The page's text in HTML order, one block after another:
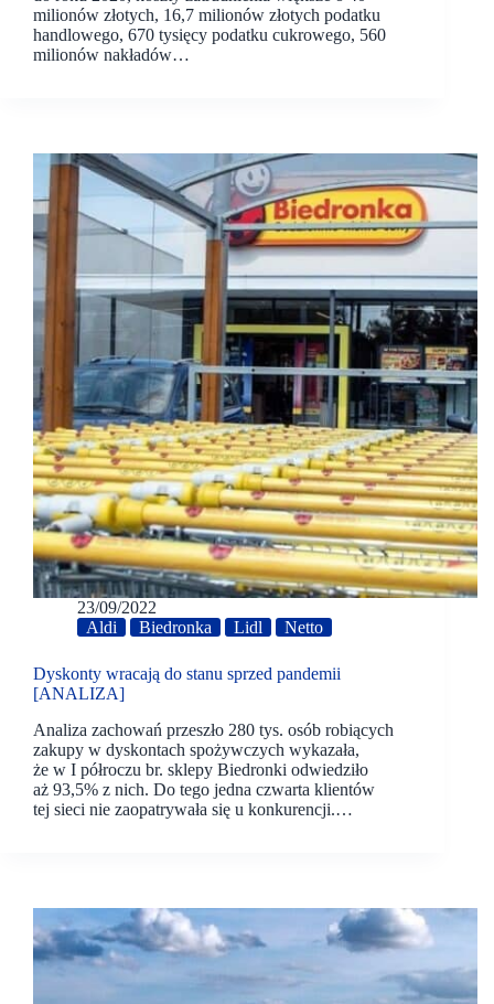
milionów złotych, 16,7 milionów złotych podatku
handlowego, 670 tysięcy podatku cukrowego, 560
milionów nakładów…
23/09/2022
Aldi
Biedronka Lidl Netto
Dyskonty wracają do stanu sprzed pandemii
[ANALIZA]
Analiza zachowań przeszło 280 tys. osób robiących
zakupy w dyskontach spożywczych wykazała,
że w I półroczu br. sklepy Biedronki odwiedziło
aż 93,5% z nich. Do tego jedna czwarta klientów
tej sieci nie zaopatrywała się u konkurencji.…